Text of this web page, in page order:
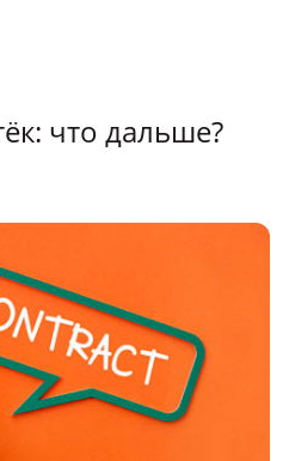
что дальше?